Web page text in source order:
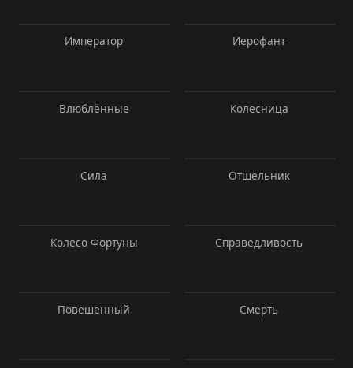
Император Иерофант
Влюблённые Колесница
Сила Отшельник
Колесо Фортуны Справедливость
Повешенный Смерть